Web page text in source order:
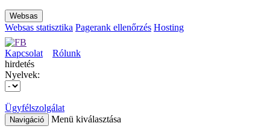
Websas
Websas statisztika Pagerank ellenőrzés Hosting
Kapcsolat
Rólunk
hirdetés
Nyelvek:
Ügyfélszolgálat
Navigáció Menü kiválasztása